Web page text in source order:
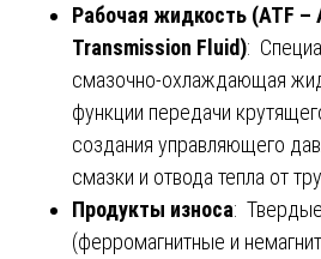
Рабочая жидкость (ATF –
Transmission Fluid):
смазочно-охлаждающая
функции передачи
создания управляющего
смазки и отвода тепла от
Продукты износа:
(ферромагнитные и